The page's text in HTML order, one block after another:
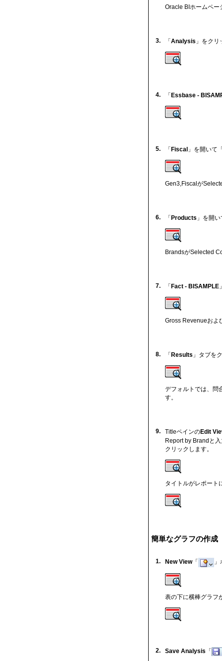
Oracle BIホームペー
3. 「Analysis 」をク
4. 「Essbase -
5. 「Fiscal 」を開いて
Gen3,Fiscalが
6. 「Products 」を開
BrandsがSelected
7. 「Fact - BISAMPLE
Gross Revenueおよ
8. 「Results 」タブを
デフォルトでは、問
す。
9. TitleペインのEdit
Report by Brandと
クリックします。
タイトルがレポート
簡単なグラフの作成
1. New View「
表の下に横棒グラフ
2. Save Analysis 「